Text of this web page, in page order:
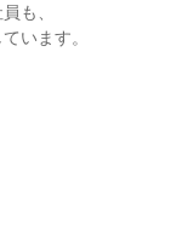
も、
います。